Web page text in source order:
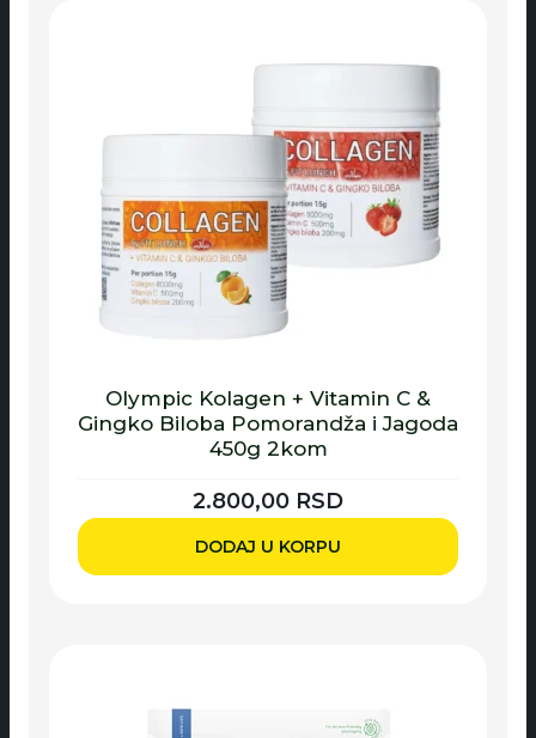
Olympic Kolagen + Vitamin C &
Gingko Biloba Pomorandža i Jagoda
450g 2kom
2.800,00 RSD
DODAJ U KORPU